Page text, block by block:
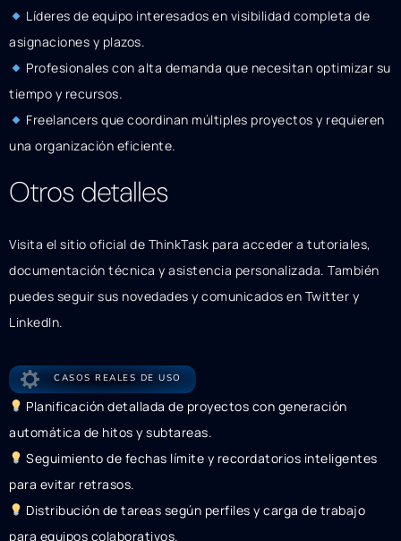
CASOS REALES DE USO
Planificación detallada de proyectos con generación
automática de hitos y subtareas.
Seguimiento de fechas límite y recordatorios inteligentes
para evitar retrasos.
Distribución de tareas según perfiles y carga de trabajo
para equipos colaborativos.
Líderes de equipo interesados en visibilidad completa de
asignaciones y plazos.
Profesionales con alta demanda que necesitan optimizar su
tiempo y recursos.
Freelancers que coordinan múltiples proyectos y requieren
una organización eficiente.
Otros detalles
Visita el sitio oficial de ThinkTask para acceder a tutoriales,
documentación técnica y asistencia personalizada. También
puedes seguir sus novedades y comunicados en Twitter y
LinkedIn.